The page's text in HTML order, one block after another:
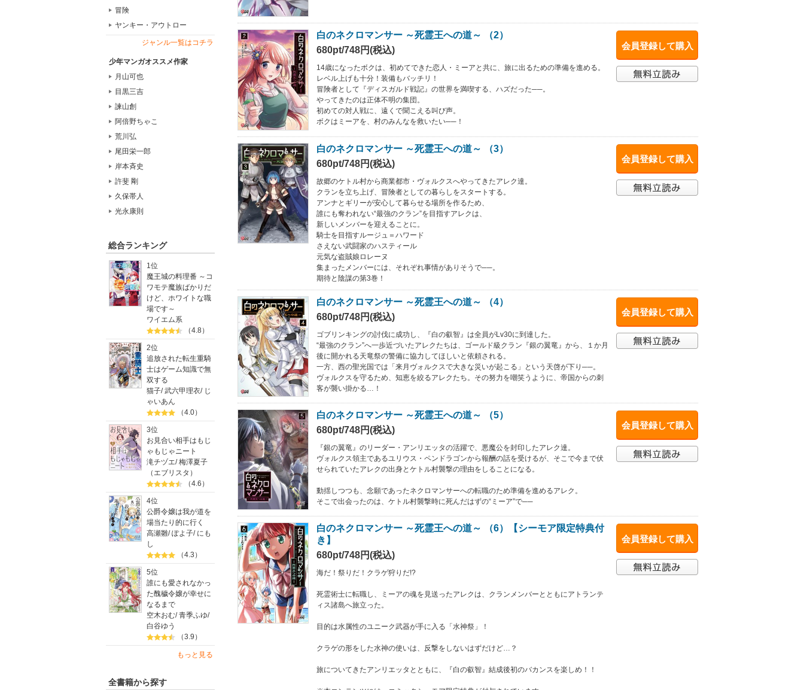
冒険
ヤンキー・アウトロー
ジャンル一覧はコチラ
少年マンガオススメ作家
月山可也
目黒三吉
諫山創
阿倍野ちゃこ
荒川弘
尾田栄一郎
岸本斉史
許斐 剛
久保帯人
光永康則
総合ランキング
1位
魔王城の料理番 ～コ
ワモテ魔族ばかりだ
けど、ホワイトな職
場です～
ワイエム系
（4.8）
2位
追放された転生重騎
士はゲーム知識で無
双する
猫子/武六甲理衣/ じ
ゃいあん
（4.0）
3位
お見合い相手はもじ
ゃもじゃニート
滝チヅエ/梅澤夏子
（エブリスタ）
（4.6）
4位
公爵令嬢は我が道を
場当たり的に行く
高瀬雛/ぽよ子/ にも
し
（4.3）
5位
誰にも愛されなかっ
た醜穢令嬢が幸せに
なるまで
空木おむ/青季ふゆ/
白谷ゆう
（3.9）
もっと見る
全書籍から探す
会員登録して購入
白のネクロマンサー ～死霊王への道～ （2）
680pt/748円(税込)
14歳になったボクは、初めてできた恋人・ミーアと共に、旅に出るための準備を進める。
レベル上げも十分！装備もバッチリ！
冒険者として『ディスガルド戦記』の世界を満喫する、ハズだった──。
やってきたのは正体不明の集団。
初めての対人戦に、遠くで聞こえる叫び声。
ボクはミーアを、村のみんなを救いたい──！
会員登録して購入
白のネクロマンサー ～死霊王への道～ （3）
680pt/748円(税込)
故郷のケトル村から商業都市・ヴォルクスへやってきたアレク達。
クランを立ち上げ、冒険者としての暮らしをスタートする。
アンナとギリーが安心して暮らせる場所を作るため、
誰にも奪われない“最強のクラン”を目指すアレクは、
新しいメンバーを迎えることに。
騎士を目指すルージュ＝ハワード
さえない武闘家のハスティール
元気な盗賊娘ロレーヌ
集まったメンバーには、それぞれ事情がありそうで──。
期待と陰謀の第3巻！
会員登録して購入
白のネクロマンサー ～死霊王への道～ （4）
680pt/748円(税込)
ゴブリンキングの討伐に成功し、『白の叡智』は全員がLv30に到達した。
“最強のクラン”へ一歩近づいたアレクたちは、ゴールド級クラン『銀の翼竜』から、１か月
後に開かれる天竜祭の警備に協力してほしいと依頼される。
一方、西の聖光国では「来月ヴォルクスで大きな災いが起こる」という天啓が下り──。
ヴォルクスを守るため、知恵を絞るアレクたち。その努力を嘲笑うように、帝国からの刺
客が襲い掛かる…！
会員登録して購入
白のネクロマンサー ～死霊王への道～ （5）
680pt/748円(税込)
『銀の翼竜』のリーダー・アンリエッタの活躍で、悪魔公を封印したアレク達。
ヴォルクス領主であるユリウス・ペンドラゴンから報酬の話を受けるが、そこで今まで伏
せられていたアレクの出身とケトル村襲撃の理由をしることになる。
動揺しつつも、念願であったネクロマンサーへの転職のため準備を進めるアレク。
そこで出会ったのは、ケトル村襲撃時に死んだはずの“ミーア”で──
会員登録して購入
白のネクロマンサー ～死霊王への道～ （6）【シーモア限定特典付
き】
680pt/748円(税込)
海だ！祭りだ！クラゲ狩りだ!?
死霊術士に転職し、ミーアの魂を見送ったアレクは、クランメンバーとともにアトランテ
ィス諸島へ旅立った。
目的は水属性のユニーク武器が手に入る「水神祭」！
クラゲの形をした水神の使いは、反撃をしないはずだけど…？
旅についてきたアンリエッタとともに、『白の叡智』結成後初のバカンスを楽しめ！！